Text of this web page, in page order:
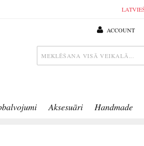
ACCOUNT
Aksesuāri Handmade